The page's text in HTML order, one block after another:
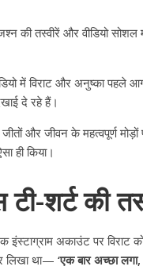
की तस्वीरें और वीडियो
में विराट और अनुष्का पहले
दे रहे हैं।
और जीवन के महत्वपूर्ण मोड़ों
ही किया।
शर्ट की
अकाउंट पर विराट
लिखा था— ‘एक बार अच्छा